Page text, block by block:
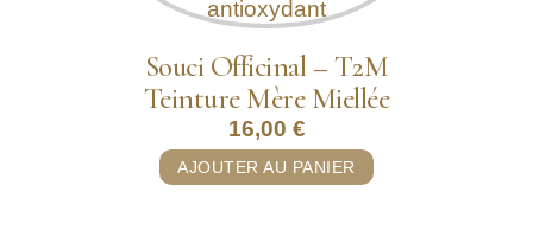
Souci Officinal – T2M
Teinture Mère Miellée
16,00 €
AJOUTER AU PANIER